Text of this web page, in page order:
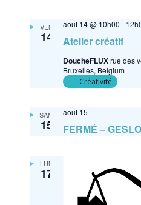
VEN
14 Atelier créatif
août 14 @ 10h00 -
DoucheFLUXrue des
Bruxelles, Belgium
Créativité
SAM
15 FERMÉ –
août 15
LUN
17